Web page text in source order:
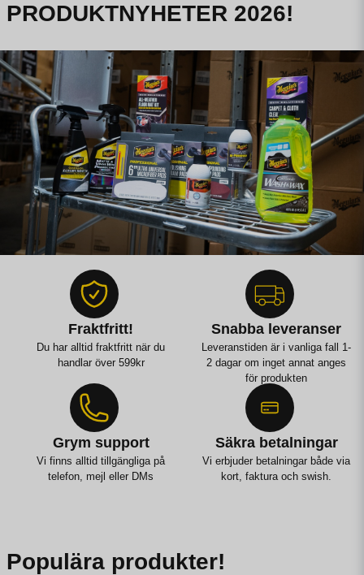
PRODUKTNYHETER 2026!
Fraktfritt!
Du har alltid fraktfritt när du
handlar över 599kr
Grym support
Vi finns alltid tillgängliga på
telefon, mejl eller DMs
Snabba leveranser
Leveranstiden är i vanliga fall 1-
2 dagar om inget annat anges
för produkten
Säkra betalningar
Vi erbjuder betalningar både via
kort, faktura och swish.
Populära produkter!